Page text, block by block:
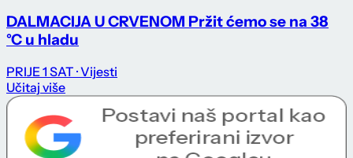
DALMACIJA U CRVENOM Pržit ćemo se na 38
°C u hladu
PRIJE 1 SAT · Vijesti
Učitaj više